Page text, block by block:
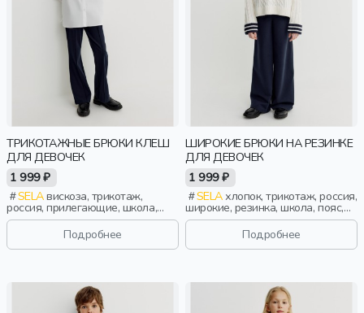
ТРИКОТАЖНЫЕ БРЮКИ КЛЕШ
ДЛЯ ДЕВОЧЕК
1 999 ₽
SELAвискоза, трикотаж,
россия, прилегающие, школа,
однотон, прорези, стрелки, пояс,
высокая посадка, клеш,
эластичные, девочки, дети
Подробнее
ШИРОКИЕ БРЮКИ НА РЕЗИНКЕ
ДЛЯ ДЕВОЧЕК
1 999 ₽
SELAхлопок, трикотаж, россия,
широкие, резинка, школа, пояс,
высокая посадка, эластичные,
девочки, детиПодробнее